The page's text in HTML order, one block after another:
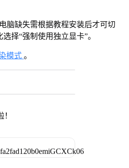
脑缺失需根据教程安装后才可切
择“强制使用独立显卡”。
模式 。